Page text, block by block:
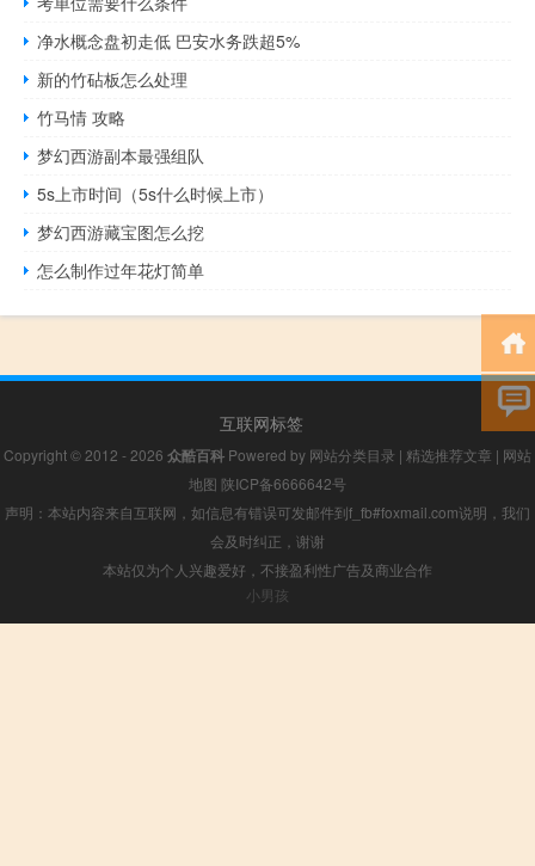
净水概念盘初走低 巴安水务跌超5%
新的竹砧板怎么处理
竹马情 攻略
梦幻西游副本最强组队
5s上市时间（5s什么时候上市）
梦幻西游藏宝图怎么挖
怎么制作过年花灯简单
互联网标签
Copyright © 2012 - 2026 众酷百科 Powered by 网站分类目录 | 精选推荐文章 | 网站
地图 陕ICP备6666642号
声明：本站内容来自互联网，如信息有错误可发邮件到f_fb#foxmail.com说明，我们
会及时纠正，谢谢
本站仅为个人兴趣爱好，不接盈利性广告及商业合作
小男孩